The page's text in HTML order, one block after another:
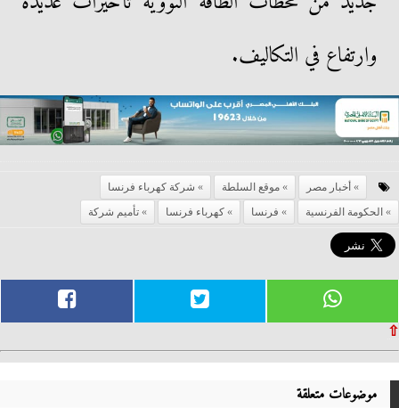
وارتفاع في التكاليف.
أخبار مصر موقع السلطة
شركة كهرباء فرنسا
الحكومة الفرنسية
فرنسا كهرباء فرنسا تأميم شركة
⇧
موضوعات متعلقة